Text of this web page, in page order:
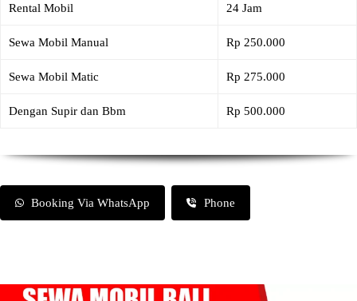
Rental Mobil 24 Jam
Sewa Mobil Manual Rp 250.000
Sewa Mobil Matic Rp 275.000
Dengan Supir dan Bbm Rp 500.000
Booking Via WhatsApp Phone